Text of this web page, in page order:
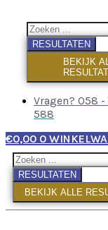
RESULTATEN
BEKIJK
Vragen? 058
588
€0,00 0
RESULTATEN
BEKIJK ALLE